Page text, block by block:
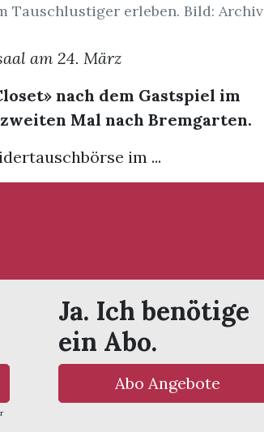
Tauschlustiger erleben. Bild: Archiv
am 24. März
nach dem Gastspiel im
Mal nach Bremgarten.
im ...
Ja. Ich benötige
ein Abo.
Abo Angebote